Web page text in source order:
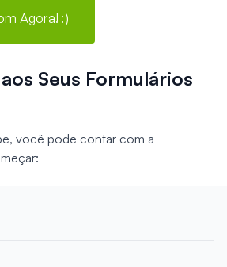
Agora! :)
Seus Formulários
você pode contar com a